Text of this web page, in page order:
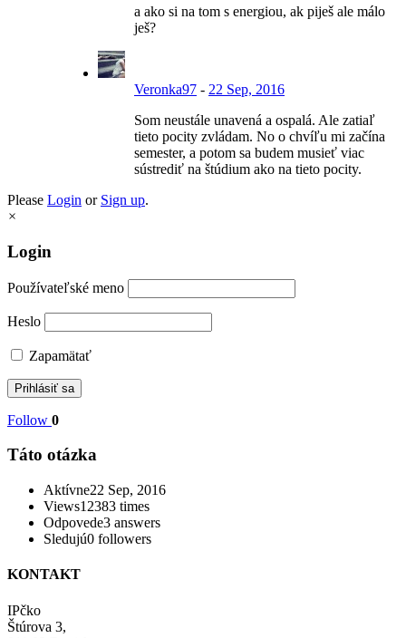
a ako si na tom s energiou, ak piješ ale málo
ješ?
Veronka97 - 22 Sep, 2016
Som neustále unavená a ospalá. Ale zatiaľ
tieto pocity zvládam. No o chvíľu mi začína
semester, a potom sa budem musieť viac
sústrediť na štúdium ako na tieto pocity.
Please Login or Sign up.
×
Login
Používateľské meno
Heslo
Zapamätať
Follow 0
Táto otázka
Aktívne22 Sep, 2016
Views12383 times
Odpovede3 answers
Sledujú0 followers
KONTAKT
IPčko
Štúrova 3,